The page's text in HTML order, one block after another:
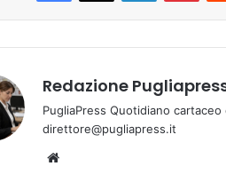
Redazione
PugliaPress Quotidiano
direttore@pugliapress.it